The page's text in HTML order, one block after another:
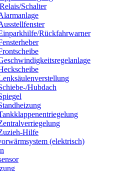
Schalter
Rückfahrwarner
Hubdach
Hilfe
(elektrisch)